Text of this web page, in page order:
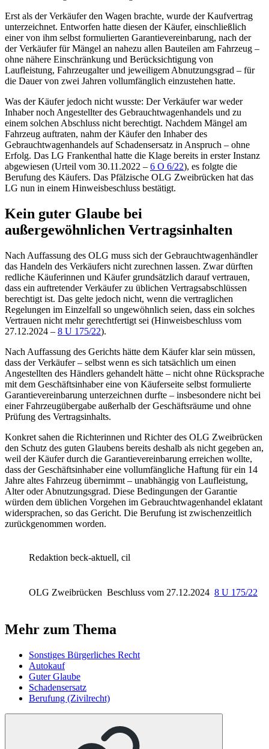
Erst als der Verkäufer den Wagen brachte, wurde der Kaufvertrag
unterzeichnet. Entworfen hatte diesen der Käufer, einschließlich
einer von ihm selbst formulierten Garantievereinbarung, nach der
der Verkäufer für Mängel an nahezu allen Bauteilen am Fahrzeug –
ohne nähere Einschränkung und Berücksichtigung von
Laufleistung, Fahrzeugalter und jeweiligem Abnutzungsgrad – für
die Dauer von zwei Jahren vollumfänglich einzustehen hatte.
Was der Käufer jedoch nicht wusste: Der Verkäufer war weder
Inhaber noch Angestellter des Gebrauchtwagenhandels und zu
einem solchen Abschluss nicht berechtigt. Nachdem Mängel am
Fahrzeug auftraten, nahm der Käufer den Inhaber des
Gebrauchtwagenhandels auf Schadensersatz in Anspruch – ohne
Erfolg. Das LG Frankenthal hatte die Klage bereits in erster Instanz
abgewiesen (Urteil vom 30.11.2022 – 6 O 6/22), es folgte die
Berufung des Käufers. Das Pfälzische OLG Zweibrücken hat das
LG nun in einem Hinweisbeschluss bestätigt.
Kein guter Glaube bei
außergewöhnlichen Vertragsinhalten
Nach Auffassung des OLG muss sich der Gebrauchtwagenhändler
das Handeln des Verkäufers nicht zurechnen lassen. Zwar dürften
redliche Käuferinnen und Käufer grundsätzlich darauf vertrauen,
dass ein auftretender Verkäufer zu üblichen Vertragsabschlüssen
berechtigt ist. Das gelte jedoch nicht, wenn die vertraglichen
Regelungen im Einzelfall so ungewöhnlich seien, dass ein solches
Vertrauen nicht mehr gerechtfertigt sei (Hinweisbeschluss vom
27.12.2024 – 8 U 175/22).
Nach Auffassung des Gerichts hätte dem Käufer klar sein müssen,
dass der Verkäufer – selbst wenn es sich tatsächlich um einen
Angestellten des Händlers gehandelt hätte – nicht ohne Rücksprache
mit dem Geschäftsinhaber eine von Käuferseite selbst formulierte
Garantievereinbarung unterzeichnen durfte – insbesondere nicht bei
einer Fahrzeugübergabe außerhalb der Geschäftsräume und ohne
Prüfung des Vertragsinhalts.
Konkret sahen die Richterinnen und Richter des OLG Zweibrücken
den Schutz des guten Glaubens bereits deshalb als nicht gegeben an,
weil der Käufer durch die Garantievereinbarung erreichen wollte,
dass der Geschäftsinhaber eine vollumfängliche Haftung für ein 14
Jahre altes Fahrzeug übernimmt – unabhängig von Laufleistung,
Alter oder Abnutzungsgrad. Diese Bedingungen der Garantie
würden dem üblichen Vorgehen im Gebrauchtwagenhandel eklatant
widersprachen, so das Gericht. Die Berufung ist zwischenzeitlich
zurückgenommen worden.
Redaktion beck-aktuell, cil
OLG Zweibrücken Beschluss vom 27.12.2024 8 U 175/22
Mehr zum Thema
Sonstiges Bürgerliches Recht
Autokauf
Guter Glaube
Schadensersatz
Berufung (Zivilrecht)